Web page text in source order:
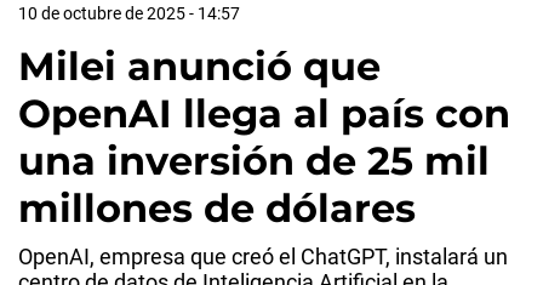
10 de octubre de 2025 - 14:57
Milei anunció que
OpenAI llega al país con
una inversión de 25 mil
millones de dólares
OpenAI, empresa que creó el ChatGPT, instalará un